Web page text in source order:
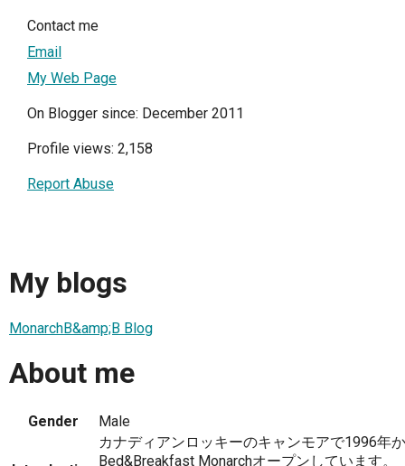
Contact me
Email
My Web Page
On Blogger since: December 2011
Profile views: 2,158
Report Abuse
My blogs
MonarchB&amp;B Blog
About me
Gender Male
カナディアンロッキーのキャンモアで1996年
Bed&Breakfast Monarchオープンしています。